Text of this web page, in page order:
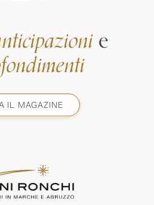
e
IL MAGAZINE